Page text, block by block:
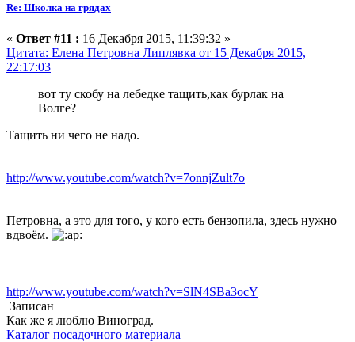
Re: Школка на грядах
« Ответ #11 : 16 Декабря 2015, 11:39:32 »
Цитата: Елена Петровна Липлявка от 15 Декабря 2015,
22:17:03
вот ту скобу на лебедке тащить,как бурлак на
Волге?
Тащить ни чего не надо.
http://www.youtube.com/watch?v=7onnjZult7o
Петровна, а это для того, у кого есть бензопила, здесь нужно
вдвоём.
http://www.youtube.com/watch?v=SlN4SBa3ocY
Записан
Как же я люблю Виноград.
Каталог посадочного материала